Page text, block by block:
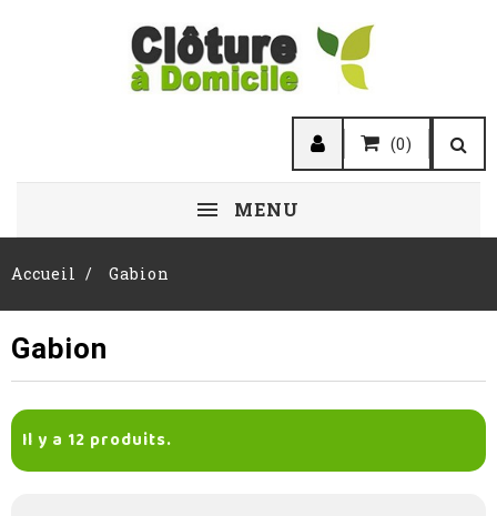
(0)
MENU
Accueil Gabion
Gabion
Il y a 12 produits.